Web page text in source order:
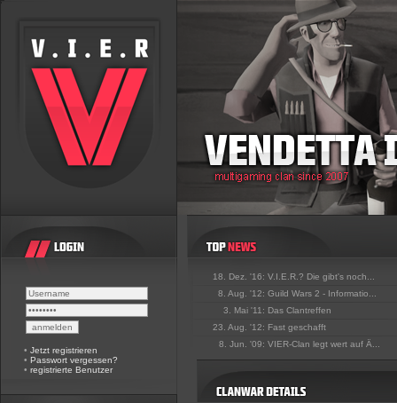
• Jetzt registrieren
• Passwort vergessen?
• registrierte Benutzer
18. Dez. '16: V.I.E.R.? Die gibt's noch...
8. Aug. '12: Guild Wars 2 - Informatio...
3. Mai '11: Das Clantreffen
23. Aug. '12: Fast geschafft
8. Jun. '09: VIER-Clan legt wert auf Ä...